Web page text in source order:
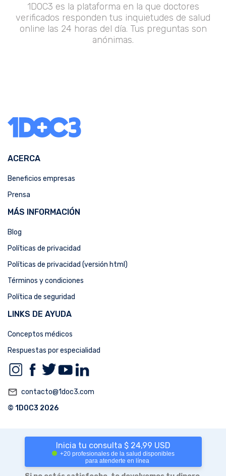
1DOC3 es la plataforma en la que doctores
verificados responden tus inquietudes de salud
online las 24 horas del día. Tus preguntas son
anónimas.
Inicia tu consulta $ 24,99 USD
+20 profesionales de la salud disponibles
para atenderte en línea
ACERCA
Beneficios empresas
Prensa
MÁS INFORMACIÓN
Blog
Políticas de privacidad
Políticas de privacidad (versión html)
Términos y condiciones
Política de seguridad
LINKS DE AYUDA
Conceptos médicos
Respuestas por especialidad
mail_outline contacto@1doc3.com
© 1DOC3 2026